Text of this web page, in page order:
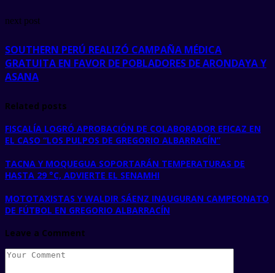
next post
SOUTHERN PERÚ REALIZÓ CAMPAÑA MÉDICA
GRATUITA EN FAVOR DE POBLADORES DE ARONDAYA Y
ASANA
Related posts
FISCALÍA LOGRÓ APROBACIÓN DE COLABORADOR EFICAZ EN
EL CASO “LOS PULPOS DE GREGORIO ALBARRACÍN”
TACNA Y MOQUEGUA SOPORTARÁN TEMPERATURAS DE
HASTA 29 °C, ADVIERTE EL SENAMHI
MOTOTAXISTAS Y WALDIR SÁENZ INAUGURAN CAMPEONATO
DE FÚTBOL EN GREGORIO ALBARRACÍN
Leave a Comment